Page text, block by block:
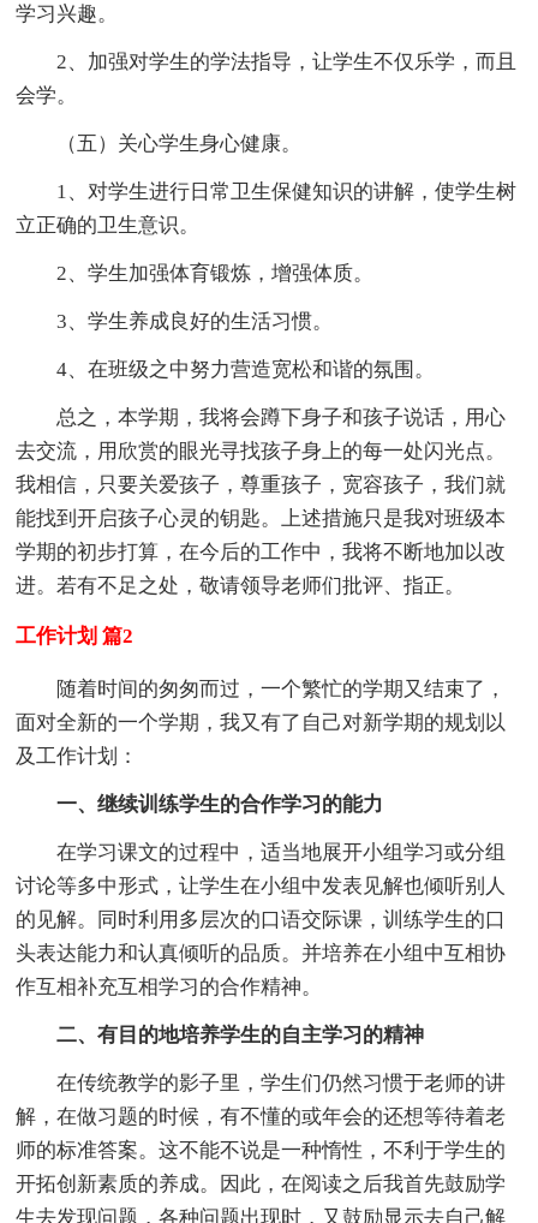
学习兴趣。
2、加强对学生的学法指导，让学生不仅乐学，而且
会学。
（五）关心学生身心健康。
1、对学生进行日常卫生保健知识的讲解，使学生树
立正确的卫生意识。
2、学生加强体育锻炼，增强体质。
3、学生养成良好的生活习惯。
4、在班级之中努力营造宽松和谐的氛围。
总之，本学期，我将会蹲下身子和孩子说话，用心
去交流，用欣赏的眼光寻找孩子身上的每一处闪光点。
我相信，只要关爱孩子，尊重孩子，宽容孩子，我们就
能找到开启孩子心灵的钥匙。上述措施只是我对班级本
学期的初步打算，在今后的工作中，我将不断地加以改
进。若有不足之处，敬请领导老师们批评、指正。
工作计划 篇2
随着时间的匆匆而过，一个繁忙的学期又结束了，
面对全新的一个学期，我又有了自己对新学期的规划以
及工作计划：
一、继续训练学生的合作学习的能力
在学习课文的过程中，适当地展开小组学习或分组
讨论等多中形式，让学生在小组中发表见解也倾听别人
的见解。同时利用多层次的口语交际课，训练学生的口
头表达能力和认真倾听的品质。并培养在小组中互相协
作互相补充互相学习的合作精神。
二、有目的地培养学生的自主学习的精神
在传统教学的影子里，学生们仍然习惯于老师的讲
解，在做习题的时候，有不懂的或年会的还想等待着老
师的标准答案。这不能不说是一种惰性，不利于学生的
开拓创新素质的养成。因此，在阅读之后我首先鼓励学
生去发现问题，各种问题出现时，又鼓励显示去自己解